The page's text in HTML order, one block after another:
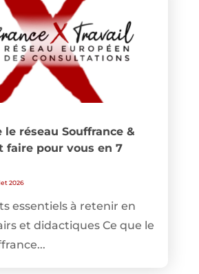
le réseau Souffrance &
faire pour vous en 7
2026
essentiels à retenir en
et didactiques Ce que le